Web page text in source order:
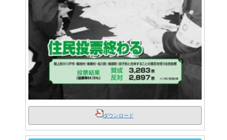
ダウンロード